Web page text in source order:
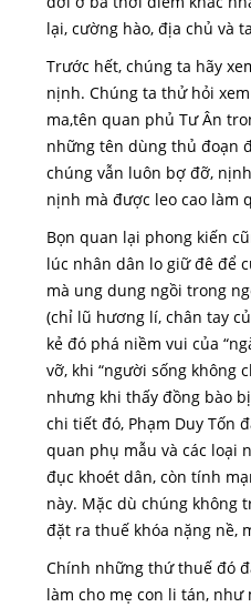
lại, cường hào, địa chủ và
Trước hết, chúng ta hãy
nịnh. Chúng ta thử hỏi
ma,tên quan phủ Tư Ân
những tên dùng thủ đoạn
chúng vẫn luôn bợ đỡ,
nịnh mà được leo cao làm
Bọn quan lại phong kiến
lúc nhân dân lo giữ đê để
mà ung dung ngồi trong
(chỉ lũ hương lí, chân tay
kẻ đó phá niềm vui của
vỡ, khi “người sống không
nhưng khi thấy đồng bào
chi tiết đó, Phạm Duy Tốn
quan phụ mẫu và các loại
đục khoét dân, còn tính
này. Mặc dù chúng không
đặt ra thuế khóa nặng nề,
Chính những thứ thuế đó
làm cho mẹ con li tán,